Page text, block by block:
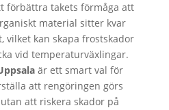
förbättra takets förmåga att
material sitter kvar
vilket kan skapa frostskador
vid temperaturväxlingar.
är ett smart val för
att rengöringen görs
att riskera skador på